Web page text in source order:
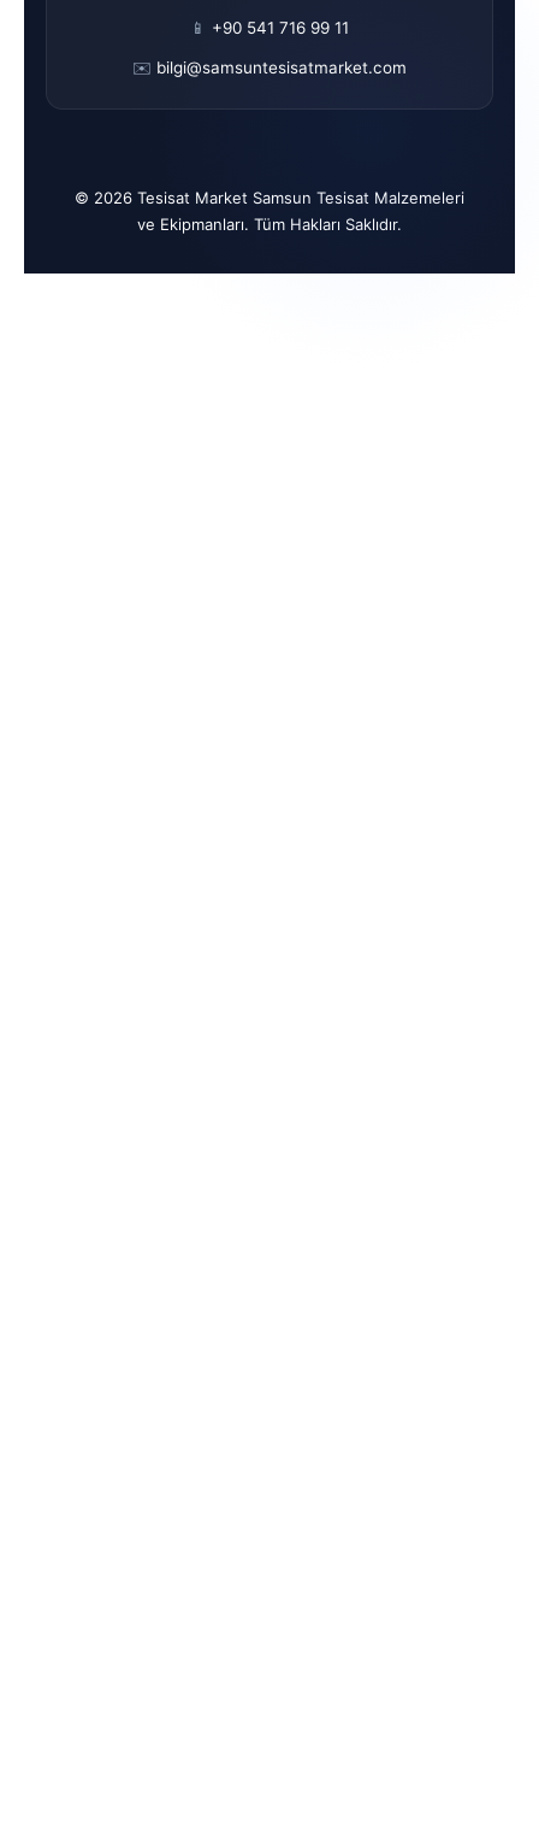
📱 +90 541 716 99 11
✉️ bilgi@samsuntesisatmarket.com
© 2026 Tesisat Market Samsun Tesisat Malzemeleri
ve Ekipmanları. Tüm Hakları Saklıdır.